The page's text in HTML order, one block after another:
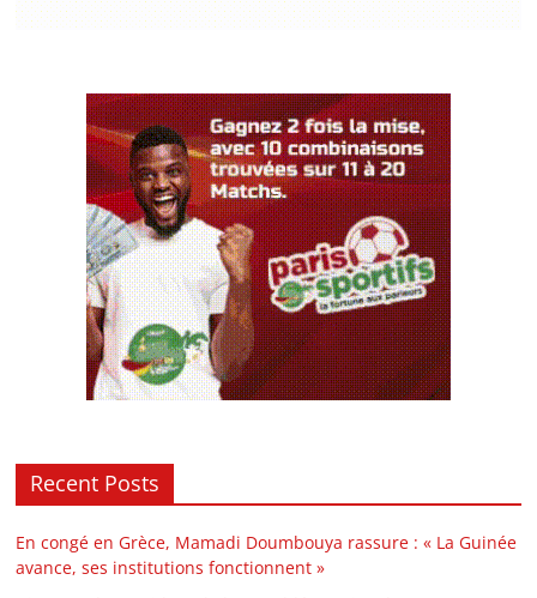
Recent Posts
En congé en Grèce, Mamadi Doumbouya rassure : « La Guinée
avance, ses institutions fonctionnent »